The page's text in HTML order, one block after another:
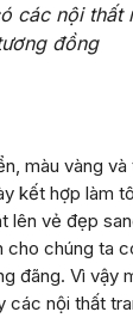
các nội thất
đồng
màu vàng
kết hợp làm
lên vẻ đẹp
chúng ta
đãng. Vì vậy
các nội thất